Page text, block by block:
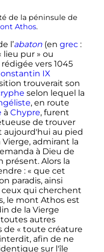
de la péninsule de
Athos.
l’abaton(en grec :
lieu pur » ou
vers 1045
IX
trouverait son
selon lequel la
, en route
à Chypre, furent
de trouver
aujourd'hui au pied
admirant la
à Dieu de
présent. Alors la
: « que cet
paradis, ainsi
qui cherchent
le mont Athos est
de la Vierge
autres
de « toute créature
afin de ne
sur l'île